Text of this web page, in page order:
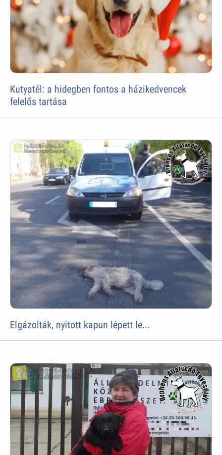
Kutyatél: a hidegben fontos a házikedvencek
felelős tartása
Elgázolták, nyitott kapun lépett le...